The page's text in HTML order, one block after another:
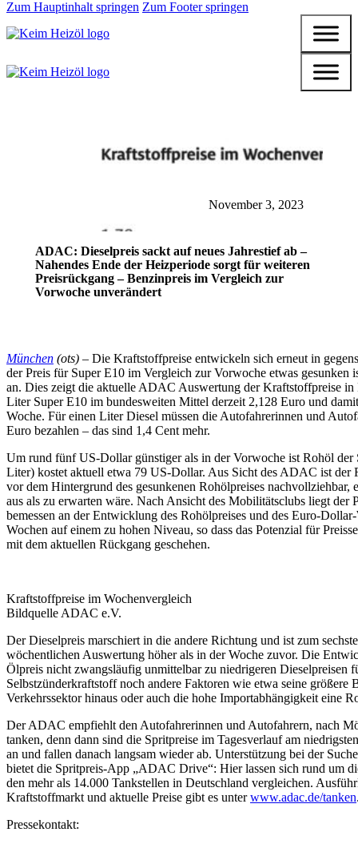
Zum Hauptinhalt springen Zum Footer springen
ADAC: Dieselpreis sackt auf neues Jahrestief ab –
Nahendes Ende der Heizperiode sorgt für weiteren
Preisrückgang – Benzinpreis im Vergleich zur
Vorwoche unverändert
November 3, 2023
München (ots) – Die Kraftstoffpreise entwickeln sich erneut in
der Preis für Super E10 im Vergleich zur Vorwoche etwas gesunken
an. Dies zeigt die aktuelle ADAC Auswertung der Kraftstoffpreise in
Liter Super E10 im bundesweiten Mittel derzeit 2,128 Euro und
Woche. Für einen Liter Diesel müssen die Autofahrerinnen und
Euro bezahlen – das sind 1,4 Cent mehr.
Um rund fünf US-Dollar günstiger als in der Vorwoche ist Rohöl
Liter) kostet aktuell etwa 79 US-Dollar. Aus Sicht des ADAC ist der
vor dem Hintergrund des gesunkenen Rohölpreises nachvollziehbar,
aus als zu erwarten wäre. Nach Ansicht des Mobilitätsclubs liegt der
bemessen an der Entwicklung des Rohölpreises und des Euro-
Wochen auf einem zu hohen Niveau, so dass das Potenzial für
mit dem aktuellen Rückgang geschehen.
Kraftstoffpreise im Wochenvergleich
Bildquelle ADAC e.V.
Der Dieselpreis marschiert in die andere Richtung und ist zum
wöchentlichen Auswertung höher als in der Woche zuvor. Die
Ölpreis nicht zwangsläufig unmittelbar zu niedrigeren Dieselpreisen
Selbstzünderkraftstoff noch andere Faktoren wie etwa seine größere
Verkehrssektor hinaus oder auch die hohe Importabhängigkeit eine
Der ADAC empfiehlt den Autofahrerinnen und Autofahrern, nach
tanken, denn dann sind die Spritpreise im Tagesverlauf am
an und fallen danach langsam wieder ab. Unterstützung bei der
bietet die Spritpreis-App „ADAC Drive“: Hier lassen sich rund um
den mehr als 14.000 Tankstellen in Deutschland vergleichen.
Kraftstoffmarkt und aktuelle Preise gibt es unterwww.adac.de/tanken
Pressekontakt: